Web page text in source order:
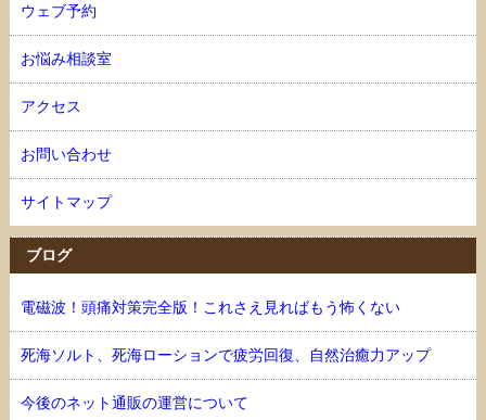
ウェブ予約
お悩み相談室
アクセス
お問い合わせ
サイトマップ
ブログ
電磁波！頭痛対策完全版！これさえ見ればもう怖くない
死海ソルト、死海ローションで疲労回復、自然治癒力アップ
今後のネット通販の運営について